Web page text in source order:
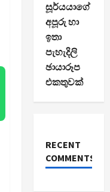
සූර්යයාගේ
අපූරු හා
ඉතා
පැහැදිලි
ඡායාරූප
එකතුවක්
RECENT
COMMENTS